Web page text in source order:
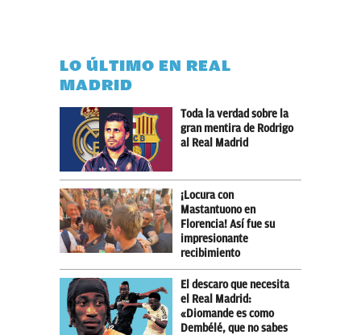
LO ÚLTIMO EN REAL
MADRID
Toda la verdad sobre la
gran mentira de Rodrigo
al Real Madrid
¡Locura con
Mastantuono en
Florencia! Así fue su
impresionante
recibimiento
El descaro que necesita
el Real Madrid:
«Diomande es como
Dembélé, que no sabes